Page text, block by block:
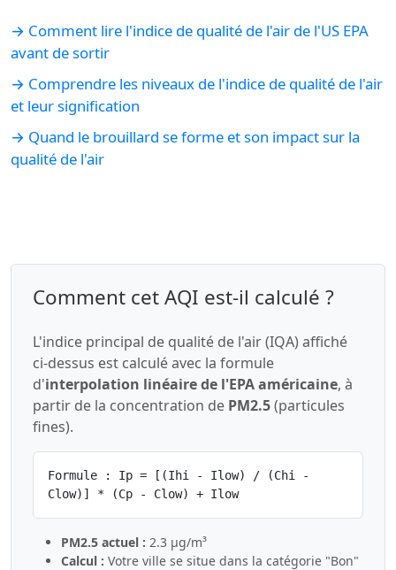
→ Comment lire l'indice de qualité de l'air de l'US EPA
avant de sortir
→ Comprendre les niveaux de l'indice de qualité de l'air
et leur signification
→ Quand le brouillard se forme et son impact sur la
qualité de l'air
Comment cet AQI est-il calculé ?
L'indice principal de qualité de l'air (IQA) affiché
ci-dessus est calculé avec la formule
d'interpolation linéaire de l'EPA américaine, à
partir de la concentration de PM2.5(particules
fines).
Formule : Ip = [(Ihi - Ilow) / (Chi -
Clow)] * (Cp - Clow) + Ilow
PM2.5 actuel : 2.3 µg/m³
Calcul : Votre ville se situe dans la catégorie "Bon"